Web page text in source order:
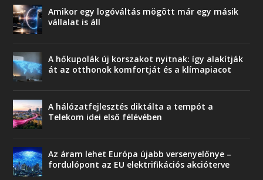
Amikor egy logóváltás mögött már egy másik
vállalat is áll
A hőkupolák új korszakot nyitnak: így alakítják
át az otthonok komfortját és a klímapiacot
A hálózatfejlesztés diktálta a tempót a
Telekom idei első félévében
Az áram lehet Európa újabb versenyelőnye –
fordulópont az EU elektrifikációs akcióterve